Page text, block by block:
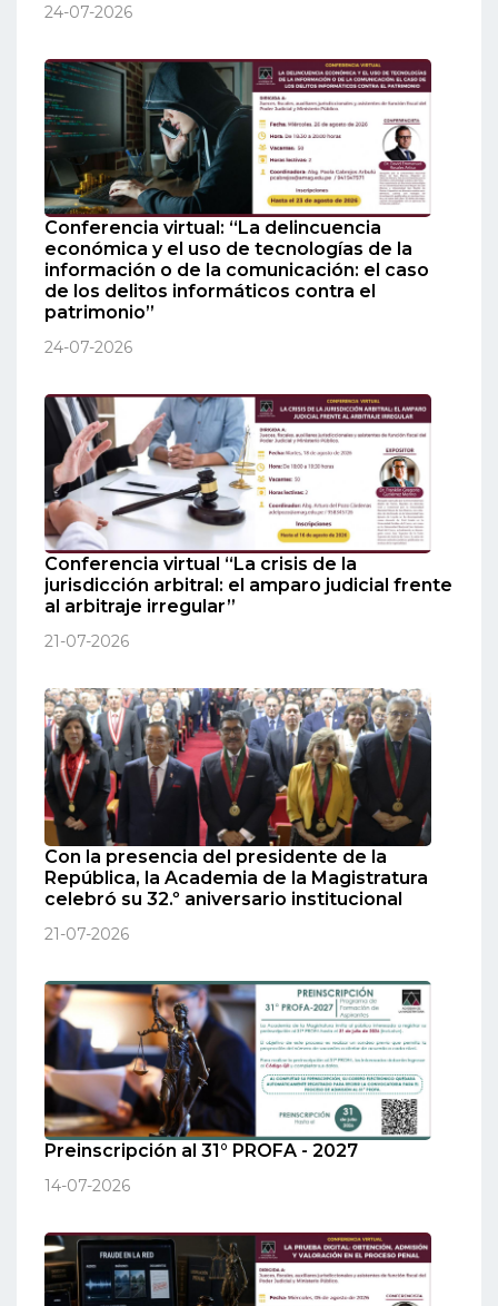
24-07-2026
Conferencia virtual: “La delincuencia
económica y el uso de tecnologías de la
información o de la comunicación: el caso
de los delitos informáticos contra el
patrimonio”
24-07-2026
Conferencia virtual “La crisis de la
jurisdicción arbitral: el amparo judicial frente
al arbitraje irregular”
21-07-2026
Con la presencia del presidente de la
República, la Academia de la Magistratura
celebró su 32.º aniversario institucional
21-07-2026
Preinscripción al 31° PROFA - 2027
14-07-2026